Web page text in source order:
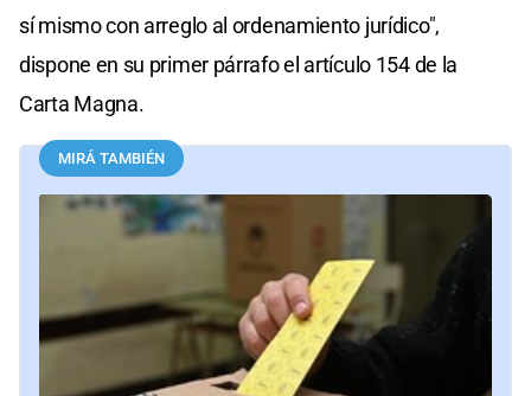
sí mismo con arreglo al ordenamiento jurídico",
dispone en su primer párrafo el artículo 154 de la
Carta Magna.
MIRÁ TAMBIÉN